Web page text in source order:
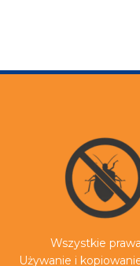
Wszystkie
Używanie i